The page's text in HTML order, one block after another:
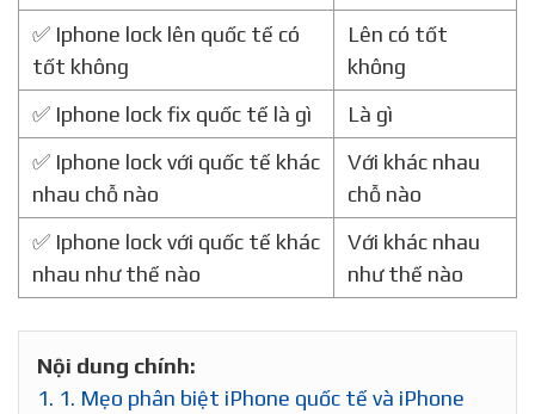
✅ Iphone lock lên quốc tế có
tốt không
Lên có tốt
không
✅ Iphone lock fix quốc tế là gì
Là gì
✅ Iphone lock với quốc tế khác
nhau chỗ nào
Với khác nhau
chỗ nào
✅ Iphone lock với quốc tế khác
nhau như thế nào
Với khác nhau
như thế nào
Nội dung chính:
1. 1. Mẹo phân biệt iPhone quốc tế và iPhone